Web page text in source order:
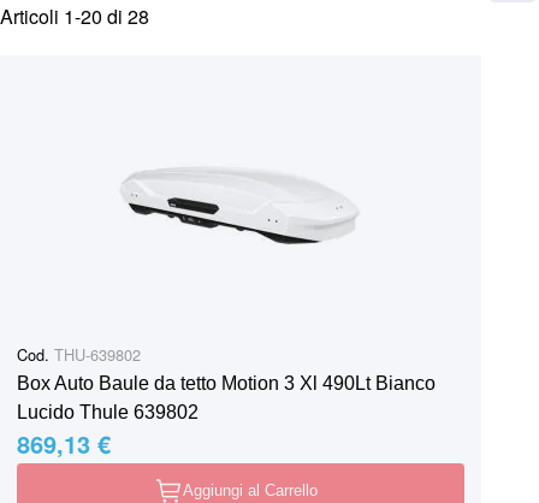
Articoli 1-20 di 28
Cod. THU-639802
Box Auto Baule da tetto Motion 3 Xl 490Lt Bianco
Lucido Thule 639802
869,13 €
Aggiungi al Carrello